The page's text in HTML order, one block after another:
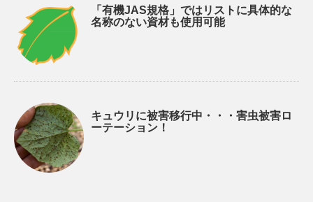
「有機JAS規格」ではリストに具体的な
名称のない資材も使用可能
キュウリに被害移行中・・・害虫被害ロ
ーテーション！